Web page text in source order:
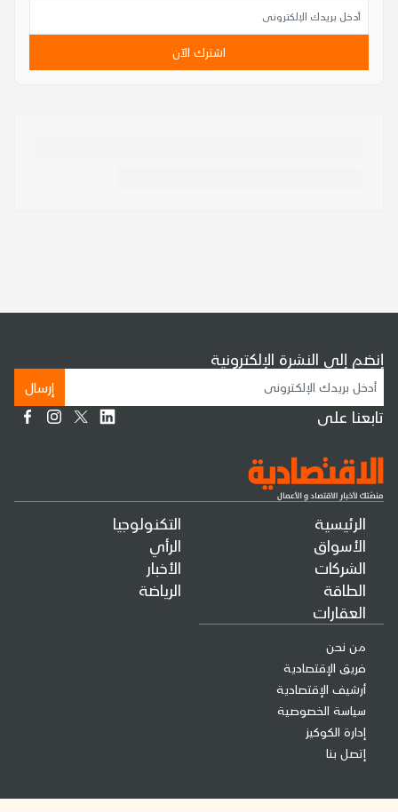
اشترك الآن
الرئيسية
الأسواق
الشركات
الطاقة
العقارات
التكنولوجيا
الرأي
الأخبار
الرياضة
من نحن
فريق الإقتصادية
أرشيف الإقتصادية
سياسة الخصوصية
إدارة الكوكيز
إتصل بنا
إنضم إلى النشرة الإلكترونية
إرسال
تابعنا على